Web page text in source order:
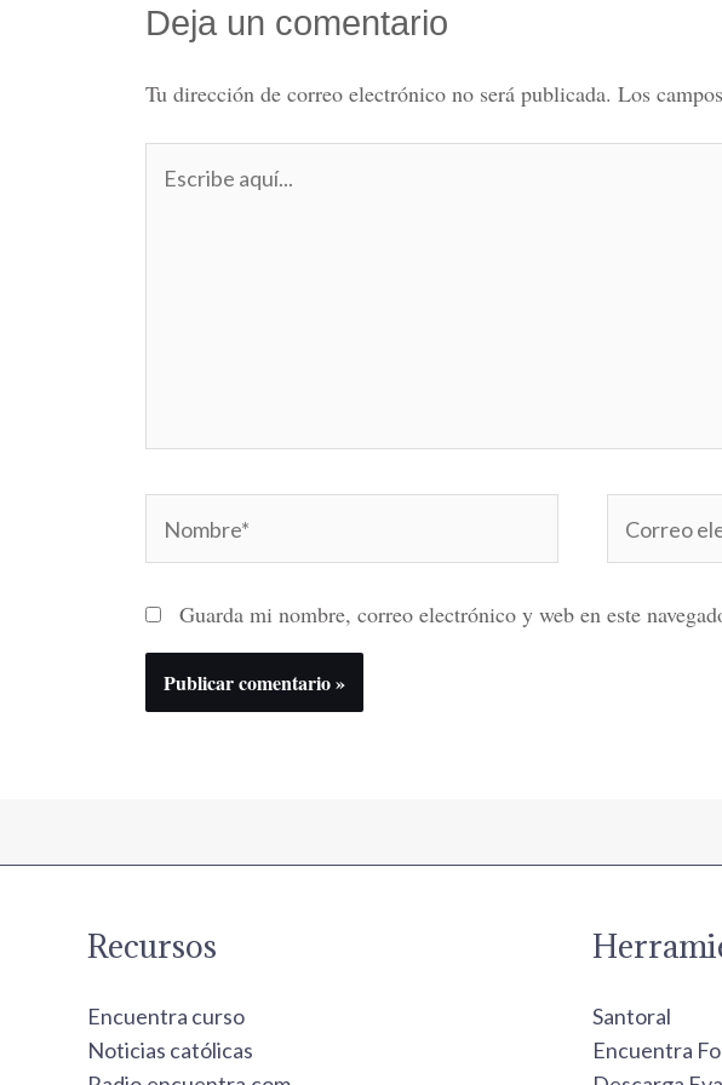
Deja un comentario
Tu dirección de correo electrónico no será publicada. Los
aquí...
electrónico*
Guarda mi nombre, correo electrónico y web en este
Recursos
Encuentra curso
Noticias católicas
Santoral
Encuentra